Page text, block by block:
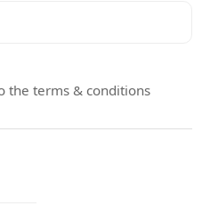
the terms & conditions